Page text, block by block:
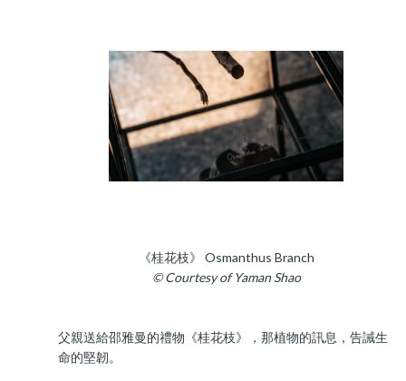
《桂花枝》 Osmanthus Branch
© Courtesy of Yaman Shao
父親送給邵雅曼的禮物《桂花枝》，那植物的訊息，告誡生
命的堅韌。